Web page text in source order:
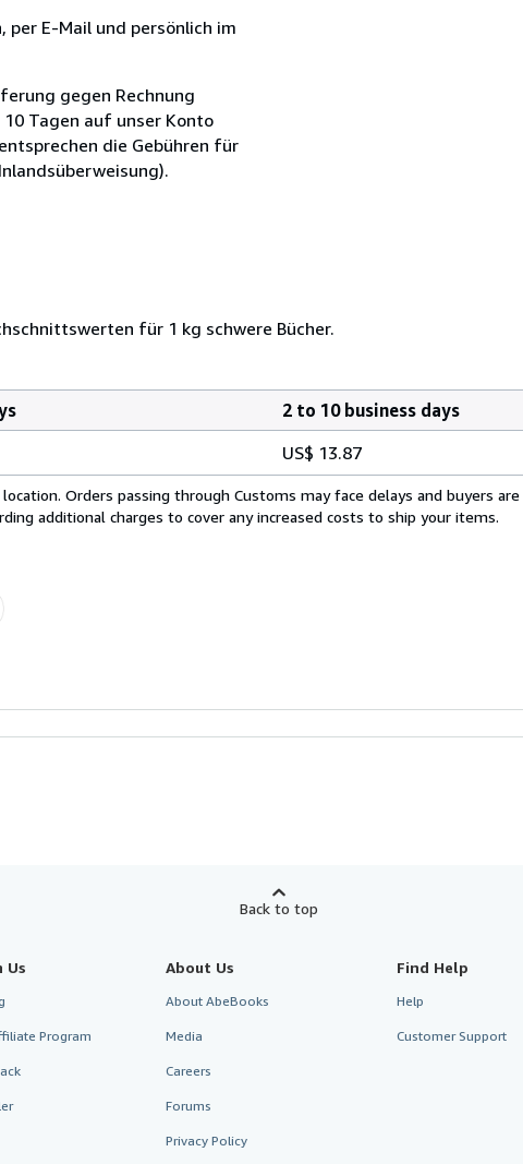
E-Mail und persönlich im
gegen Rechnung
Tagen auf unser Konto
die Gebühren für
für 1 kg schwere Bücher.
2 to 10 business days
US$ 13.87
Orders passing through Customs may face delays and buyers
additional charges to cover any increased costs to ship your items.
Back to top
Us
Program
About Us
About AbeBooks
Media
Careers
Forums
Privacy Policy
Find Help
Help
Customer Support